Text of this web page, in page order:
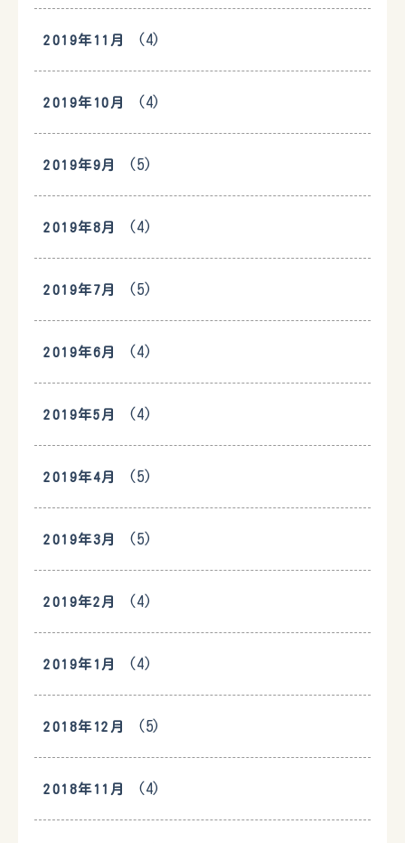
2019年11月 (4)
2019年10月 (4)
2019年9月 (5)
2019年8月 (4)
2019年7月 (5)
2019年6月 (4)
2019年5月 (4)
2019年4月 (5)
2019年3月 (5)
2019年2月 (4)
2019年1月 (4)
2018年12月 (5)
2018年11月 (4)